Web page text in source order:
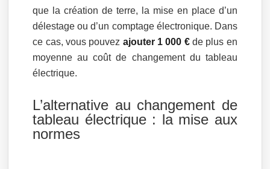
que la création de terre, la mise en place d’un
délestage ou d’un comptage électronique. Dans
ce cas, vous pouvez ajouter 1 000 €de plus en
moyenne au coût de changement du tableau
électrique.
L’alternative au changement de
tableau électrique : la mise aux
normes